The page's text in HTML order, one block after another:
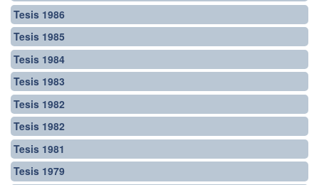
Tesis 1986
Tesis 1985
Tesis 1984
Tesis 1983
Tesis 1982
Tesis 1982
Tesis 1981
Tesis 1979